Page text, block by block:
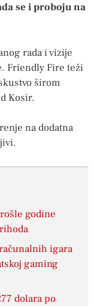
se i proboju na
rada i vizije
Friendly Fire teži
širom
Kosir.
na dodatna
godine
igara
gaming
dolara po